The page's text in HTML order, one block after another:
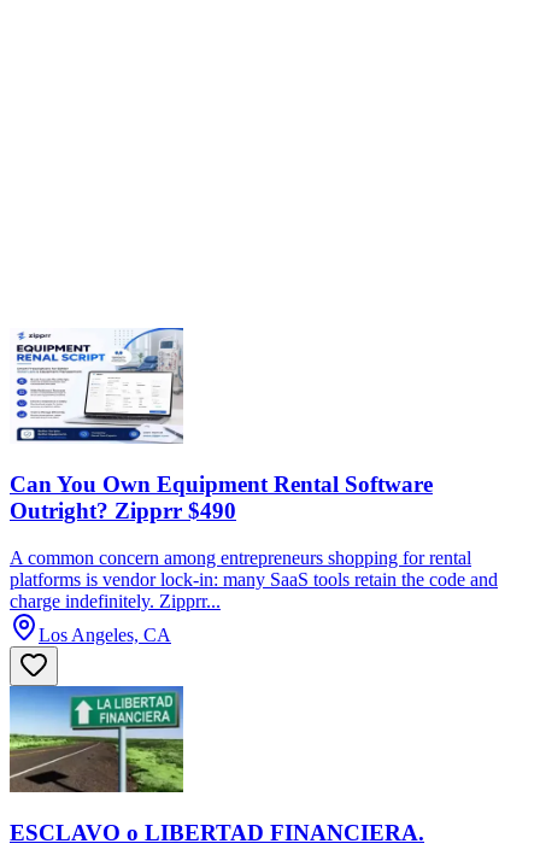
Can You Own Equipment Rental Software
Outright? Zipprr $490
A common concern among entrepreneurs shopping for rental
platforms is vendor lock-in: many SaaS tools retain the code and
charge indefinitely. Zipprr...
Los Angeles, CA
ESCLAVO o LIBERTAD FINANCIERA.